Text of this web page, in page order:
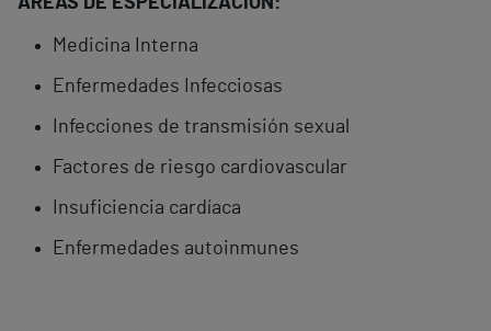
Medicina Interna
Enfermedades Infecciosas
Infecciones de transmisión sexual
Factores de riesgo cardiovascular
Insuficiencia cardíaca
Enfermedades autoinmunes